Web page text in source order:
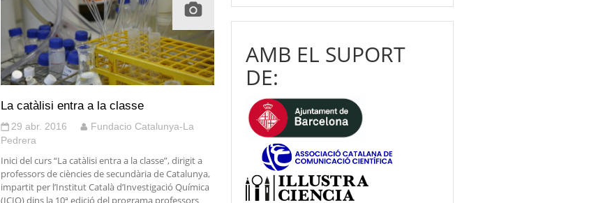
La catàlisi entra a la classe
29 abr. 2016
Fundacio Catalunya-La
Pedrera
Inici del curs “La catàlisi entra a la classe”, dirigit a
professors de ciències de secundària de Catalunya,
impartit per l’Institut Català d’Investigació Química
(ICIQ) dins la 10ª edició del programa professors
AMB EL SUPORT
DE: